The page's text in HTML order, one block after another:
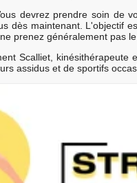
devrez prendre soin de
dès maintenant. L'objectif
prenez généralement pas
Scalliet, kinésithérapeute
assidus et de sportifs